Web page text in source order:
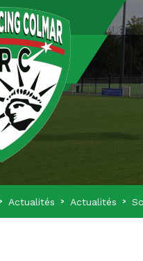
Actualités Actualités